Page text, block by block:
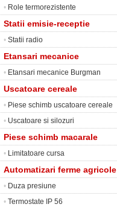
• Role termorezistente
Statii emisie-receptie
• Statii radio
Etansari mecanice
• Etansari mecanice Burgman
Uscatoare cereale
• Piese schimb uscatoare cereale
• Uscatoare si silozuri
Piese schimb macarale
• Limitatoare cursa
Automatizari ferme agricole
• Duza presiune
• Termostate IP 56